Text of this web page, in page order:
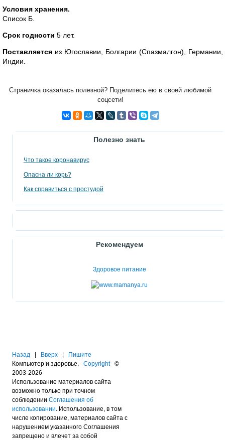
Условия хранения.
Список Б.
Срок годности 5 лет.
Поставляется из Югославии, Болгарии (Спазмалгон), Германии,
Индии.
Страничка оказалась полезной? Поделитесь ею в своей любимой
соцсети!
Полезно знать
Что такое коронавирус
Опасна ли корь?
Как справиться с простудой
Рекомендуем
Здоровое питание
Назад Вверх
Пишите
Компьютер и здоровье. Copyright©
2003-2026
Использование материалов сайта
возможно только при точном
соблюдении Соглашения об
использовании. Использование, в том
числе копирование, материалов сайта с
нарушением указанного Соглашения
запрещено и влечет за собой